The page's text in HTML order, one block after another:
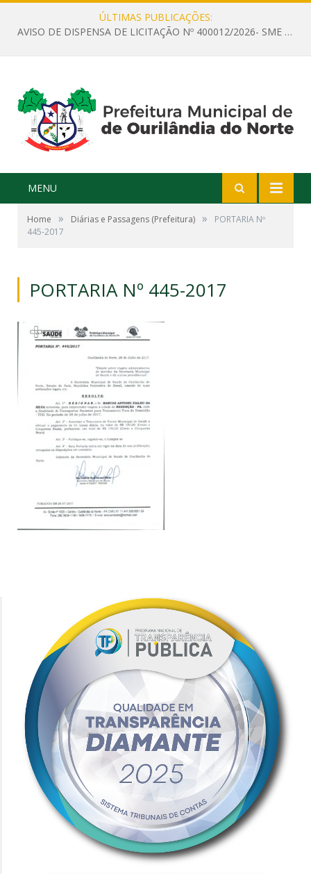
ÚLTIMAS PUBLICAÇÕES:
AVISO DE DISPENSA DE LICITAÇÃO Nº 400012/2026- SME – CONTRATAÇÃO DE EMPRESA ESPECIALIZADA PARA LOCAÇÃO DE ÔNIBUS EXECUTIVO COM CAPACIDADE DE 60 (SESSENTA) POLTRONAS, PARA TRANSPORTAR PROFESSORES RESPONSÁVEIS E ALUNOS PARA BRASÍLIA, COM SAÍDA DIA 10/08/2026 E RETORNO DIA 14/08/2026
MENU
Home » Diárias e Passagens (Prefeitura) »
PORTARIA Nº
445-2017
PORTARIA Nº 445-2017